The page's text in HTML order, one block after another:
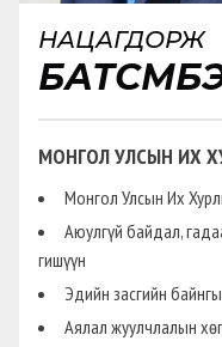
НАЦАГДОРЖ
МОНГОЛ УЛСЫН ИХ
Монгол Улсын Их
Аюулгүй байдал,
гишүүн
Эдийн засгийн
Аялал жуулчлалын